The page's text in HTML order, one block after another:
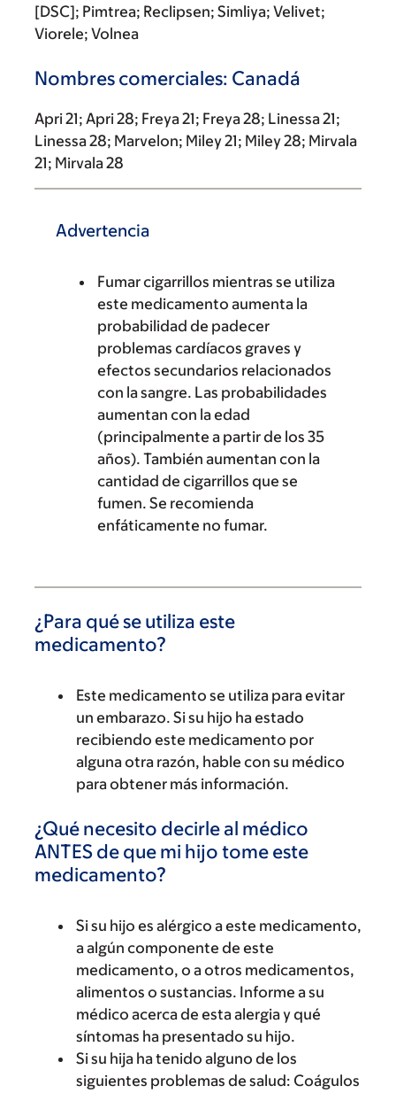
[DSC]; Pimtrea; Reclipsen; Simliya; Velivet;
Viorele; Volnea
Nombres comerciales: Canadá
Apri 21; Apri 28; Freya 21; Freya 28; Linessa 21;
Linessa 28; Marvelon; Miley 21; Miley 28; Mirvala
21; Mirvala 28
Advertencia
Fumar cigarrillos mientras se utiliza
este medicamento aumenta la
probabilidad de padecer
problemas cardíacos graves y
efectos secundarios relacionados
con la sangre. Las probabilidades
aumentan con la edad
(principalmente a partir de los 35
años). También aumentan con la
cantidad de cigarrillos que se
fumen. Se recomienda
enfáticamente no fumar.
¿Para qué se utiliza este
medicamento?
Este medicamento se utiliza para evitar
un embarazo. Si su hijo ha estado
recibiendo este medicamento por
alguna otra razón, hable con su médico
para obtener más información.
¿Qué necesito decirle al médico
ANTES de que mi hijo tome este
medicamento?
Si su hijo es alérgico a este medicamento,
a algún componente de este
medicamento, o a otros medicamentos,
alimentos o sustancias. Informe a su
médico acerca de esta alergia y qué
síntomas ha presentado su hijo.
Si su hija ha tenido alguno de los
siguientes problemas de salud: Coágulos